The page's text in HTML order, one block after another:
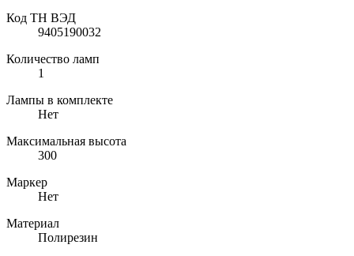
Код ТН ВЭД
9405190032
Количество ламп
1
Лампы в комплекте
Нет
Максимальная высота
300
Маркер
Нет
Материал
Полирезин